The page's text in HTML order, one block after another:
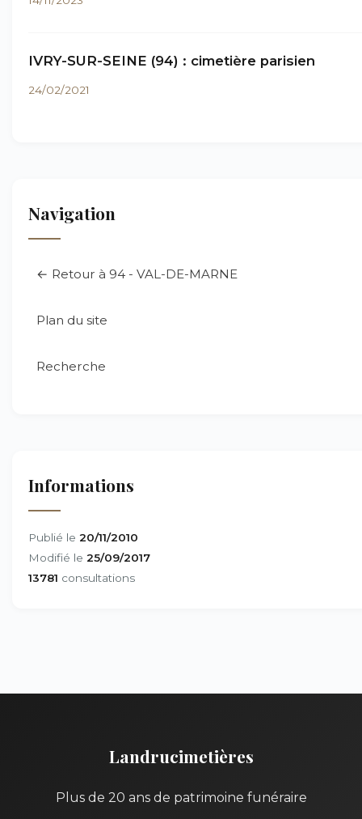
IVRY-SUR-SEINE (94) : cimetière parisien
24/02/2021
Navigation
← Retour à 94 - VAL-DE-MARNE
Plan du site
Recherche
Informations
Publié le 20/11/2010
Modifié le 25/09/2017
13781 consultations
Landrucimetières
Plus de 20 ans de patrimoine funéraire